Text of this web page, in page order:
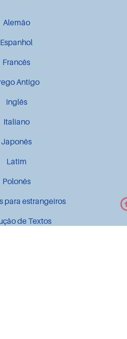
Alemão
Espanhol
Francês
Antigo
Inglês
Italiano
Japonês
Latim
Polonês
para estrangeiros
de Textos